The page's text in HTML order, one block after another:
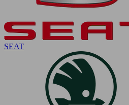
SEAT